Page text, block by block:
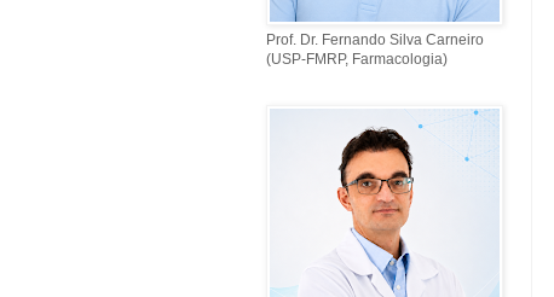
Prof. Dr. Fernando Silva Carneiro
(USP-FMRP, Farmacologia)